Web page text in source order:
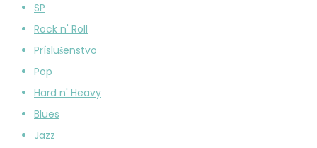
SP
Rock n' Roll
Príslušenstvo
Pop
Hard n' Heavy
Blues
Jazz